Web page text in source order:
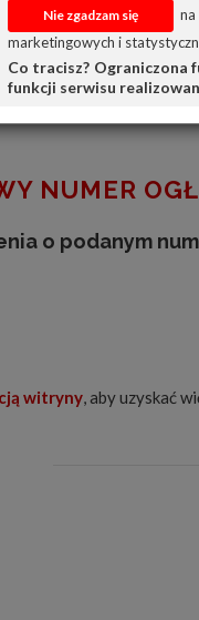
marketingowych i
Co tracisz? Ograniczona
funkcji serwisu
NUMER
o podanym
witryny, aby uzyskać